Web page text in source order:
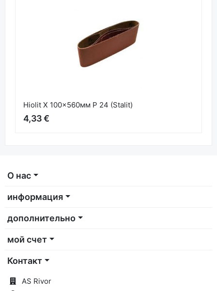
Hiolit X 100x560мм P 24 (Stalit)
4,33 €
О нас
информация
дополнительно
мой счет
Контакт
AS Rivor